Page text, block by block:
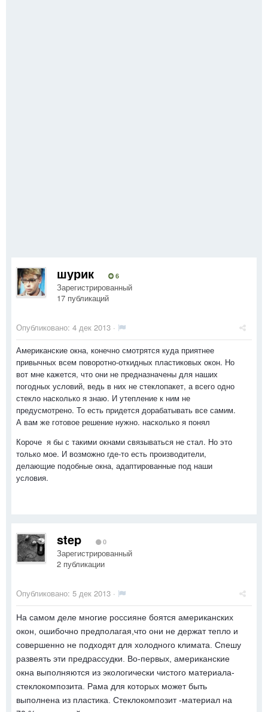
шурик 6
Зарегистрированный
17 публикаций
Опубликовано: 4 дек 2013 ·
Американские окна, конечно смотрятся куда приятнее
привычных всем поворотно-откидных пластиковых окон. Но
вот мне кажется, что они не предназначены для наших
погодных условий, ведь в них не стеклопакет, а всего одно
стекло насколько я знаю. И утепление к ним не
предусмотрено. То есть придется дорабатывать все самим.
А вам же готовое решение нужно. насколько я понял
Короче я бы с такими окнами связываться не стал. Но это
только мое. И возможно где-то есть производители,
делающие подобные окна, адаптированные под наши
условия.
step 0
Зарегистрированный
2 публикации
Опубликовано: 5 дек 2013 ·
На самом деле многие россияне боятся американских
окон, ошибочно предполагая,что они не держат тепло и
совершенно не подходят для холодного климата. Спешу
развеять эти предрассудки. Во-первых, американские
окна выполняются из экологически чистого материала-
стеклокомпозита. Рама для которых может быть
выполнена из пластика. Стеклокомпозит -материал на